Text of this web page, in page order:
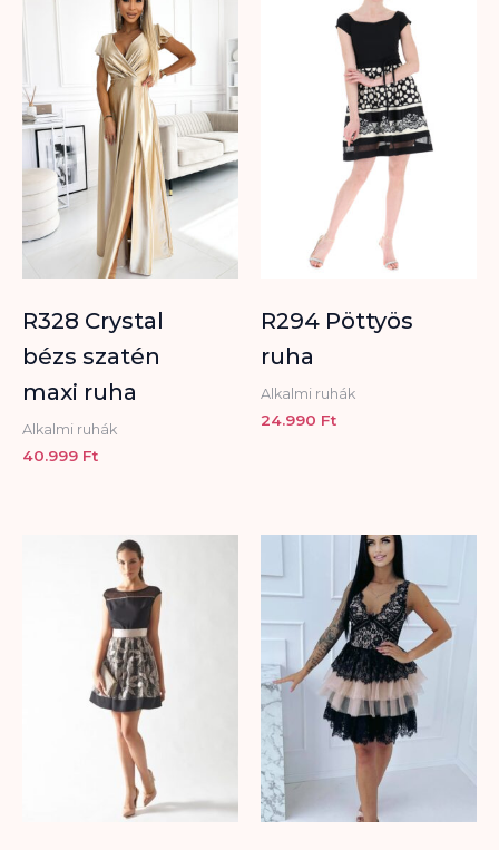
R328 Crystal
bézs szatén
maxi ruha
Alkalmi ruhák
40.999 Ft
R294 Pöttyös
ruha
Alkalmi ruhák
24.990 Ft